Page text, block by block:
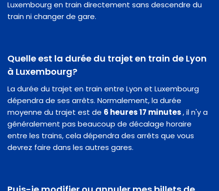
Luxembourg en train directement sans descendre du
train ni changer de gare.
Quelle est la durée du trajet en train de Lyon
à Luxembourg?
La durée du trajet en train entre Lyon et Luxembourg
dépendra de ses arrêts. Normalement, la durée
moyenne du trajet est de 6 heures 17 minutes, il n'y a
généralement pas beaucoup de décalage horaire
entre les trains, cela dépendra des arrêts que vous
devrez faire dans les autres gares.